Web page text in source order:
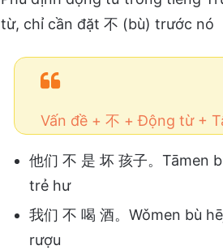
từ, chỉ cần đặt 不 (bù) trước nó
Vấn đề + 不 + Động từ +
他们 不 是 坏 孩子。Tāmen
trẻ hư
我们 不 喝 酒。Wǒmen bù
rượu